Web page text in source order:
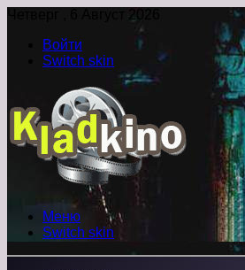
Четверг , 6 Август 2026
Войти
Switch skin
Меню
Switch skin